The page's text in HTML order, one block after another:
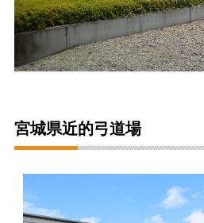
宮城県近的弓道場